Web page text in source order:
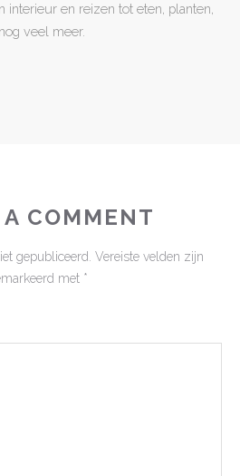
interieur en reizen tot eten, planten,
veel meer.
COMMENT
gepubliceerd. Vereiste velden zijn
met *